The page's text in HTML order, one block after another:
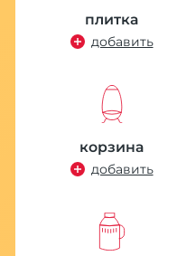
плитка
добавить
корзина
добавить